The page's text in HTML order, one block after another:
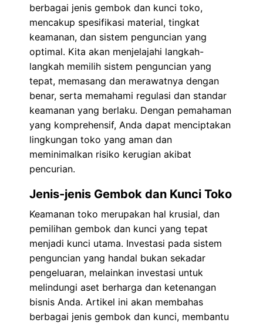
berbagai jenis gembok dan kunci toko,
mencakup spesifikasi material, tingkat
keamanan, dan sistem penguncian yang
optimal. Kita akan menjelajahi langkah-
langkah memilih sistem penguncian yang
tepat, memasang dan merawatnya dengan
benar, serta memahami regulasi dan standar
keamanan yang berlaku. Dengan pemahaman
yang komprehensif, Anda dapat menciptakan
lingkungan toko yang aman dan
meminimalkan risiko kerugian akibat
pencurian.
Jenis-jenis Gembok dan Kunci Toko
Keamanan toko merupakan hal krusial, dan
pemilihan gembok dan kunci yang tepat
menjadi kunci utama. Investasi pada sistem
penguncian yang handal bukan sekadar
pengeluaran, melainkan investasi untuk
melindungi aset berharga dan ketenangan
bisnis Anda. Artikel ini akan membahas
berbagai jenis gembok dan kunci, membantu